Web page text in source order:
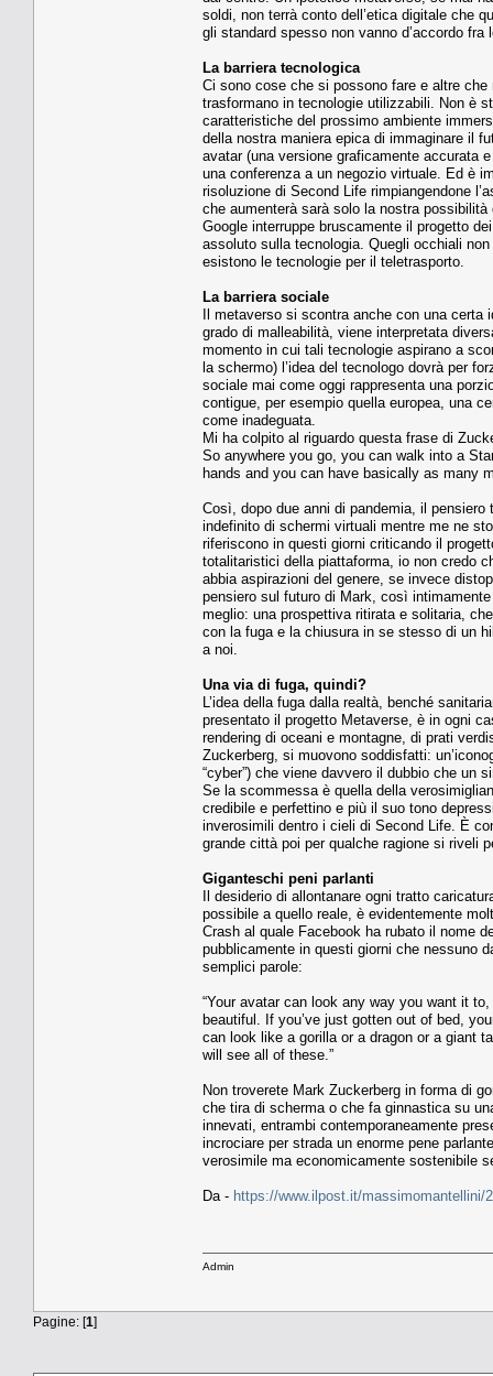
soldi, non terrà conto dell’etica digitale che
gli standard spesso non vanno d’accordo fra
La barriera tecnologica
Ci sono cose che si possono fare e altre
trasformano in tecnologie utilizzabili. Non è
caratteristiche del prossimo ambiente
della nostra maniera epica di immaginare il
avatar (una versione graficamente accurata
una conferenza a un negozio virtuale. Ed è
risoluzione di Second Life rimpiangendone
che aumenterà sarà solo la nostra
Google interruppe bruscamente il progetto
assoluto sulla tecnologia. Quegli occhiali
esistono le tecnologie per il teletrasporto.
La barriera sociale
Il metaverso si scontra anche con una certa
grado di malleabilità, viene interpretata
momento in cui tali tecnologie aspirano a
la schermo) l’idea del tecnologo dovrà per
sociale mai come oggi rappresenta una
contigue, per esempio quella europea, una
come inadeguata.
Mi ha colpito al riguardo questa frase di
So anywhere you go, you can walk into a
hands and you can have basically as many
Così, dopo due anni di pandemia, il
indefinito di schermi virtuali mentre me ne
riferiscono in questi giorni criticando il
totalitaristici della piattaforma, io non credo
abbia aspirazioni del genere, se invece
pensiero sul futuro di Mark, così
meglio: una prospettiva ritirata e solitaria,
con la fuga e la chiusura in se stesso di un
a noi.
Una via di fuga, quindi?
L’idea della fuga dalla realtà, benché
presentato il progetto Metaverse, è in ogni
rendering di oceani e montagne, di prati
Zuckerberg, si muovono soddisfatti:
“cyber”) che viene davvero il dubbio che un
Se la scommessa è quella della
credibile e perfettino e più il suo tono
inverosimili dentro i cieli di Second Life. È
grande città poi per qualche ragione si riveli
Giganteschi peni parlanti
Il desiderio di allontanare ogni tratto
possibile a quello reale, è evidentemente
Crash al quale Facebook ha rubato il nome
pubblicamente in questi giorni che nessuno
semplici parole:
“Your avatar can look any way you want it
beautiful. If you’ve just gotten out of bed,
can look like a gorilla or a dragon or a giant
will see all of these.”
Non troverete Mark Zuckerberg in forma di
che tira di scherma o che fa ginnastica su
innevati, entrambi contemporaneamente
incrociare per strada un enorme pene
verosimile ma economicamente sostenibile
Da - https://www.ilpost.it/massimomantellini/
Admin
Pagine: [1]